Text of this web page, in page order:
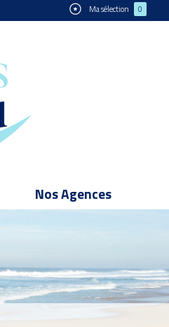
Ma sélection 0
Nos Agences